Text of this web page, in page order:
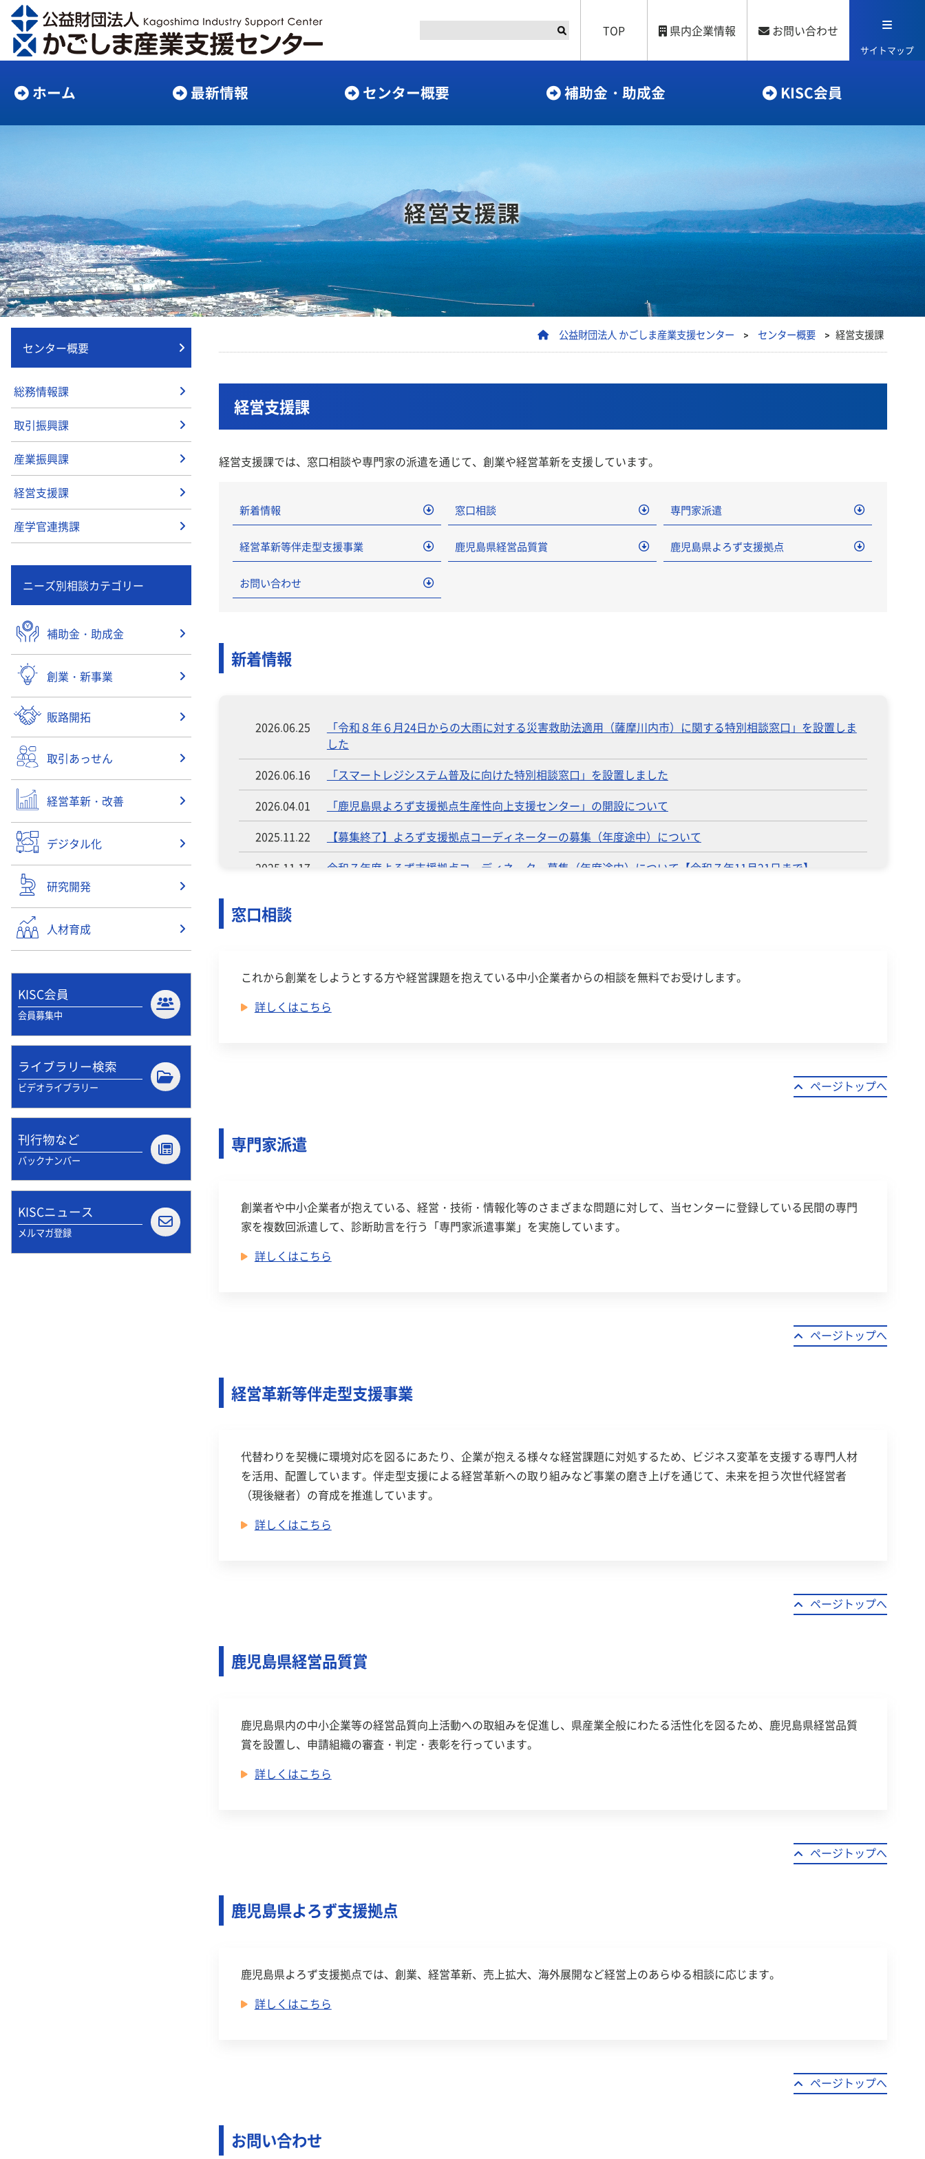
TOP 県内企業情報 お問い合わせ
サイトマップ
ホーム 最新情報 センター概要 補助金・助成金 KISC会員
経営支援課
公益財団法人 かごしま産業支援センター > センター概要 > 経営支援課
経営支援課
経営支援課では、窓口相談や専門家の派遣を通じて、創業や経営革新を支援しています。
新着情報 窓口相談 専門家派遣
経営革新等伴走型支援事業 鹿児島県経営品質賞 鹿児島県よろず支援拠点
お問い合わせ
新着情報
2026.06.25
「令和８年６月24日からの大雨に対する災害救助法適用（薩摩川内市）に関する特別相談窓口」を設置しま
した
2026.06.16
「スマートレジシステム普及に向けた特別相談窓口」を設置しました
2026.04.01
「鹿児島県よろず支援拠点生産性向上支援センター」の開設について
2025.11.22
【募集終了】よろず支援拠点コーディネーターの募集（年度途中）について
2025.11.17
令和７年度よろず支援拠点コーディネーター募集（年度途中）について【令和７年11月21日まで】
2025.08.08
「令和７年８月６日からの低気圧と前線による大雨に伴う災害に関する特別相談窓口」を設置しました
2025.07.04
「トカラ列島近海を震源とする地震に関する特別相談窓口」を設置しました
窓口相談
これから創業をしようとする方や経営課題を抱えている中小企業者からの相談を無料でお受けします。
詳しくはこちら
ページトップへ
専門家派遣
創業者や中小企業者が抱えている、経営・技術・情報化等のさまざまな問題に対して、当センターに登録している民間の専門
家を複数回派遣して、診断助言を行う「専門家派遣事業」を実施しています。
詳しくはこちら
ページトップへ
経営革新等伴走型支援事業
代替わりを契機に環境対応を図るにあたり、企業が抱える様々な経営課題に対処するため、ビジネス変革を支援する専門人材
を活用、配置しています。伴走型支援による経営革新への取り組みなど事業の磨き上げを通じて、未来を担う次世代経営者
（現後継者）の育成を推進しています。
詳しくはこちら
ページトップへ
鹿児島県経営品質賞
鹿児島県内の中小企業等の経営品質向上活動への取組みを促進し、県産業全般にわたる活性化を図るため、鹿児島県経営品質
賞を設置し、申請組織の審査・判定・表彰を行っています。
詳しくはこちら
ページトップへ
鹿児島県よろず支援拠点
鹿児島県よろず支援拠点では、創業、経営革新、売上拡大、海外展開など経営上のあらゆる相談に応じます。
詳しくはこちら
ページトップへ
お問い合わせ
センター概要
総務情報課
取引振興課
産業振興課
経営支援課
産学官連携課
ニーズ別相談カテゴリー
補助金・助成金
創業・新事業
販路開拓
取引あっせん
経営革新・改善
デジタル化
研究開発
人材育成
KISC会員
会員募集中
ライブラリー検索
ビデオライブラリー
刊行物など
バックナンバー
KISCニュース
メルマガ登録